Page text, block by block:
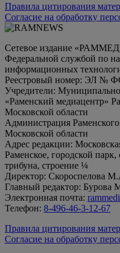
Правила цитирования
Согласие на обработку
Сетевое издание
Федеральной службой по
информационных
Реестровый номер: ЭЛ №
Учредители:
«Раменский медиацентр»
Московской области
Администрация
Московской области
Адрес редакции:
Раменское, городской
трибуна, строение ¼
Директор: Скороспелова
Главный редактор: Бурова
Электронная почта:
Телефон: 8-496-46-3-12-67
Правила цитирования
Согласие на обработку